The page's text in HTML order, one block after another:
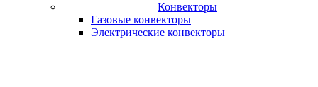
Конвекторы
Газовые конвекторы
Электрические конвекторы